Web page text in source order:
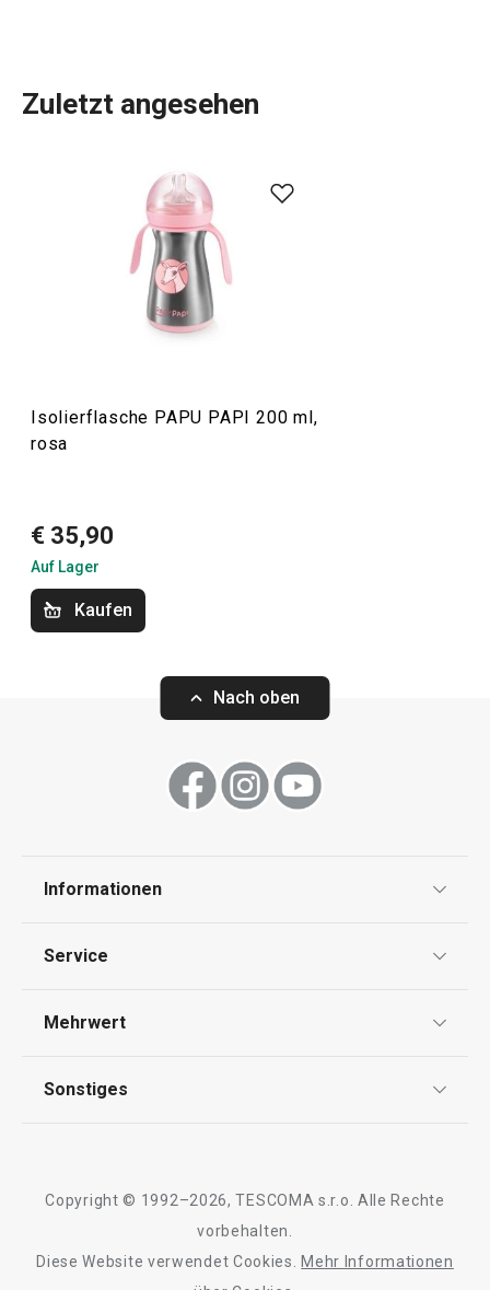
enthältFlaschen , Schnuller,
Milchpulverbehälter und Behälter für Babynahrung. Das
originelle Design mit einem Hirsch- und Elefantenmotiv in
Rosa und Blau wird Eltern und Babys gleichermaßen
begeistern. Diese Produkte sind gesundheitlich
unbedenklich und werden mit der einzigartigen nanoCARE-
Trinkflasche PAPU PAPI 250 ml,
€ 17,90
Kaufen
Trinkflasche
Kaufen
Alle Produkte der Linie PAPU PAPI
Zuletzt angesehen
Isolierflasche PAPU PAPI 200 ml,
rosa
€ 35,90
Auf Lager
Kaufen
Nach oben
Informationen
Impressum
Service
Rückgabe von Waren/Reklamation
Mehrwert
Sonstiges
Barrierefreiheit
Copyright © 1992–2026, TESCOMA s.r.o. Alle Rechte
vorbehalten.
Diese Website verwendet Cookies.
Mehr Informationen